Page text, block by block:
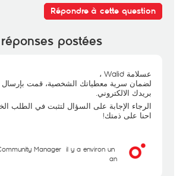
Répondre à cette question
postées
عسلامة Walid ،
بريدك الالكتروني.
الرجاء الإجابة على السؤال لتثبت في الطلب
احنا على ذمتك!
Manager il y a environ un
an